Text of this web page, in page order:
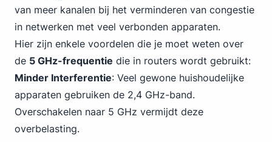
van meer kanalen bij het verminderen van congestie
in netwerken met veel verbonden apparaten.
Hier zijn enkele voordelen die je moet weten over
de 5 GHz-frequentie die in routers wordt gebruikt:
Minder Interferentie: Veel gewone huishoudelijke
apparaten gebruiken de 2,4 GHz-band.
Overschakelen naar 5 GHz vermijdt deze
overbelasting.